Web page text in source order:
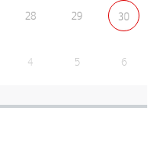
28 29 30
4 5 6